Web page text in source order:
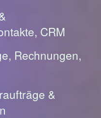
CRM
Rechnungen,
&